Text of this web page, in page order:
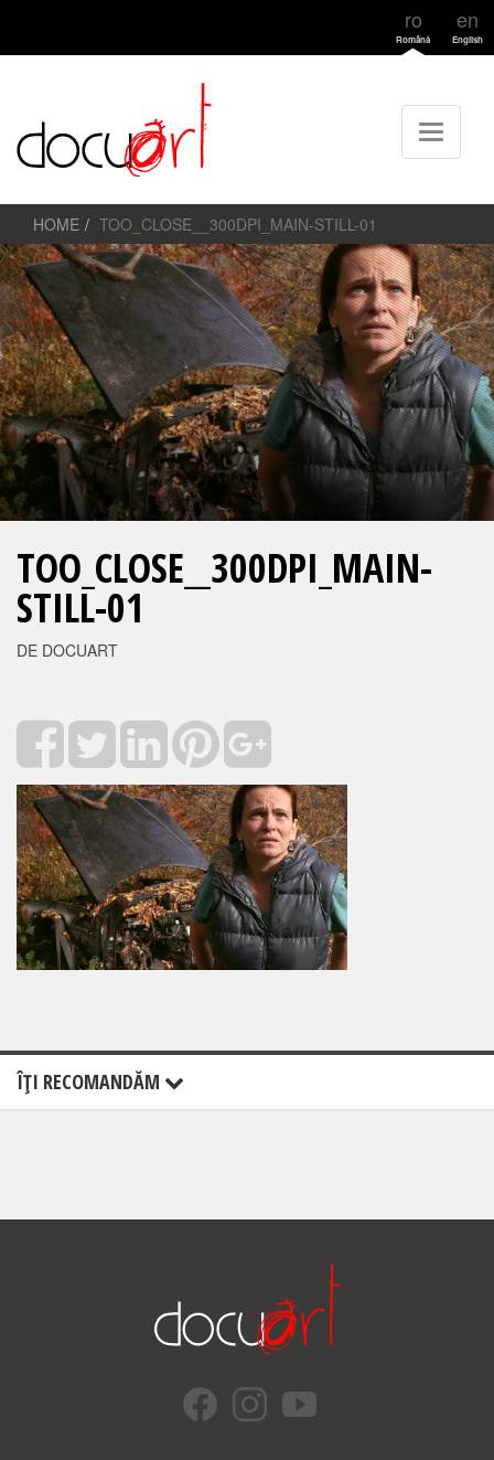
ro
Română
en
English
HOME TOO_CLOSE__300DPI_MAIN-STILL-01
TOO_CLOSE__300DPI_MAIN-
STILL-01
DE DOCUART
ÎŢI RECOMANDĂM